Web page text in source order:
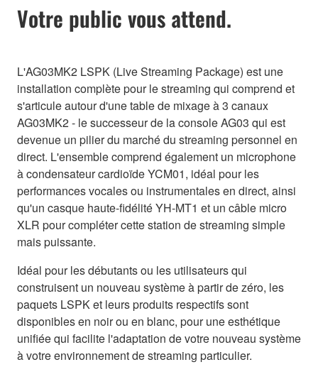
Votre public vous attend.
L'AG03MK2 LSPK (Live Streaming Package) est une
installation complète pour le streaming qui comprend et
s'articule autour d'une table de mixage à 3 canaux
AG03MK2 - le successeur de la console AG03 qui est
devenue un pilier du marché du streaming personnel en
direct. L'ensemble comprend également un microphone
à condensateur cardioïde YCM01, idéal pour les
performances vocales ou instrumentales en direct, ainsi
qu'un casque haute-fidélité YH-MT1 et un câble micro
XLR pour compléter cette station de streaming simple
mais puissante.
Idéal pour les débutants ou les utilisateurs qui
construisent un nouveau système à partir de zéro, les
paquets LSPK et leurs produits respectifs sont
disponibles en noir ou en blanc, pour une esthétique
unifiée qui facilite l'adaptation de votre nouveau système
à votre environnement de streaming particulier.